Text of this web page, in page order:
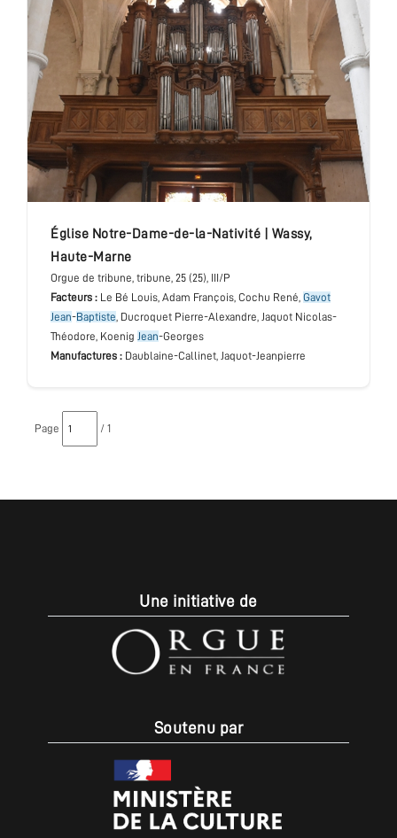
église Notre-Dame-de-la-Nativité Wassy,
Haute-Marne
Orgue de tribune, tribune, 25 (25), III/P
Facteurs :
Le Bé Louis, Adam François, Cochu René, Gavot
Jean-Baptiste, Ducroquet Pierre-Alexandre, Jaquot Nicolas-
Théodore, Koenig
Jean-Georges
Manufactures : Daublaine-Callinet, Jaquot-Jeanpierre
Page / 1
Une initiative de
Soutenu par